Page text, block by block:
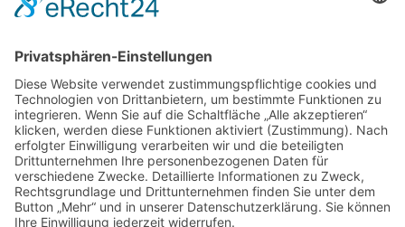
ZUR ANMELDUNG
Redaktion bbkult.net
Centrum Bavaria Bohemia (CeBB)
Dr. Veronika Hofinger
Freyung 1, 92539 Schönsee
Tel.:+49 (0)9674 / 92 48 78
veronika.hofinger@cebb.de